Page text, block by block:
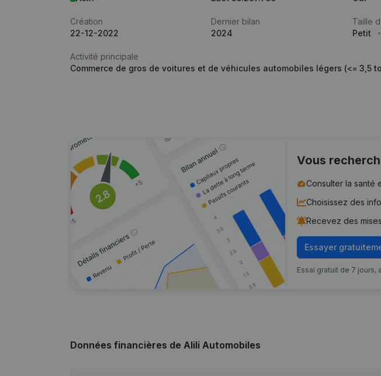
Création
22-12-2022
Dernier bilan
2024
Taille
Petit
Activité principale
Commerce de gros de voitures et de véhicules automobiles légers (<= 3,5
Vous
Consulter la santé
Choisissez des
Recevez des
Essayer
Essai gratuit de 7 jours,
Données financières de Alili Automobiles